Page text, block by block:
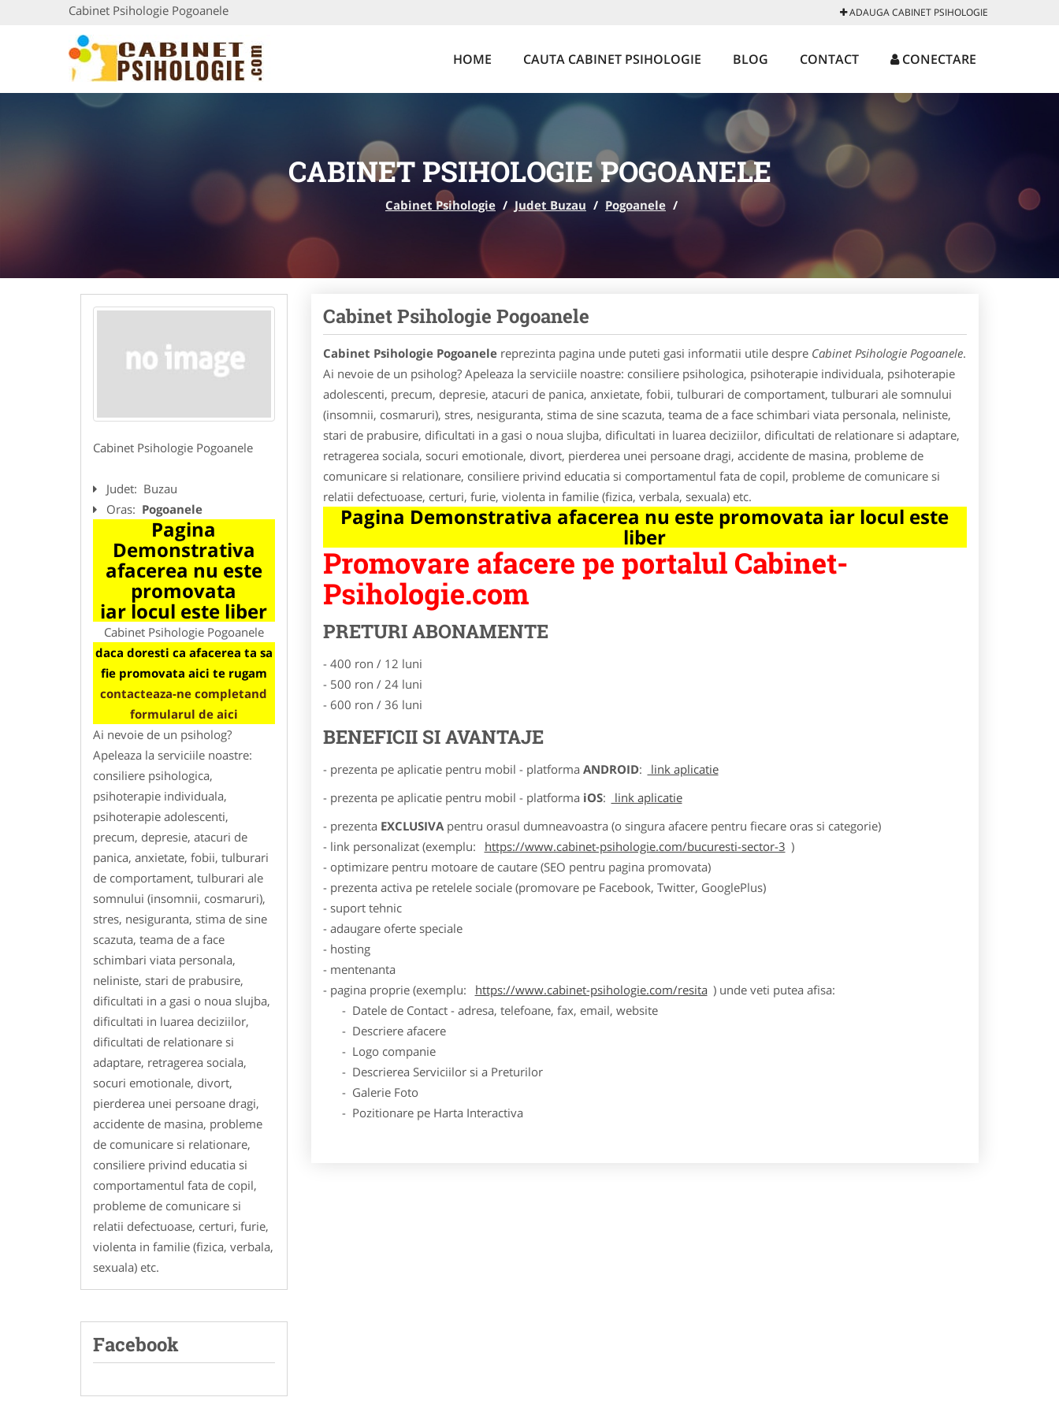
Cabinet Psihologie Pogoanele ADAUGA CABINET PSIHOLOGIE
HOME CAUTA CABINET PSIHOLOGIE BLOG CONTACT CONECTARE
CABINET PSIHOLOGIE POGOANELE
Cabinet Psihologie / Judet Buzau / Pogoanele /
Cabinet Psihologie Pogoanele
Judet: Buzau
Oras: Pogoanele
Pagina
Demonstrativa
afacerea nu este
promovata
iar locul este liber
Cabinet Psihologie Pogoanele
daca doresti ca afacerea ta sa
fie promovata aici te rugam
contacteaza-ne completand
formularul de aici
Ai nevoie de un psiholog?
Apeleaza la serviciile noastre:
consiliere psihologica,
psihoterapie individuala,
psihoterapie adolescenti,
precum, depresie, atacuri de
panica, anxietate, fobii, tulburari
de comportament, tulburari ale
somnului (insomnii, cosmaruri),
stres, nesiguranta, stima de sine
scazuta, teama de a face
schimbari viata personala,
neliniste, stari de prabusire,
dificultati in a gasi o noua slujba,
dificultati in luarea deciziilor,
dificultati de relationare si
adaptare, retragerea sociala,
socuri emotionale, divort,
pierderea unei persoane dragi,
accidente de masina, probleme
de comunicare si relationare,
consiliere privind educatia si
comportamentul fata de copil,
probleme de comunicare si
relatii defectuoase, certuri, furie,
violenta in familie (fizica, verbala,
sexuala) etc.
Facebook
Cabinet Psihologie Pogoanele
Cabinet Psihologie Pogoanelereprezinta pagina unde puteti gasi informatii utile despre Cabinet Psihologie Pogoanele.
Ai nevoie de un psiholog? Apeleaza la serviciile noastre: consiliere psihologica, psihoterapie individuala, psihoterapie
adolescenti, precum, depresie, atacuri de panica, anxietate, fobii, tulburari de comportament, tulburari ale somnului
(insomnii, cosmaruri), stres, nesiguranta, stima de sine scazuta, teama de a face schimbari viata personala, neliniste,
stari de prabusire, dificultati in a gasi o noua slujba, dificultati in luarea deciziilor, dificultati de relationare si adaptare,
retragerea sociala, socuri emotionale, divort, pierderea unei persoane dragi, accidente de masina, probleme de
comunicare si relationare, consiliere privind educatia si comportamentul fata de copil, probleme de comunicare si
relatii defectuoase, certuri, furie, violenta in familie (fizica, verbala, sexuala) etc.
Pagina Demonstrativa afacerea nu este promovata iar locul este
liber
Promovare afacere pe portalul Cabinet-
Psihologie.com
PRETURI ABONAMENTE
- 400 ron / 12 luni
- 500 ron / 24 luni
- 600 ron / 36 luni
BENEFICII SI AVANTAJE
- prezenta pe aplicatie pentru mobil - platforma ANDROID:
link aplicatie
- prezenta pe aplicatie pentru mobil - platforma iOS:
link aplicatie
- prezenta EXCLUSIVApentru orasul dumneavoastra (o singura afacere pentru fiecare oras si categorie)
- link personalizat (exemplu:
https://www.cabinet-psihologie.com/bucuresti-sector-3 )
- optimizare pentru motoare de cautare (SEO pentru pagina promovata)
- prezenta activa pe retelele sociale (promovare pe Facebook, Twitter, GooglePlus)
- suport tehnic
- adaugare oferte speciale
- hosting
- mentenanta
- pagina proprie (exemplu:
https://www.cabinet-psihologie.com/resita ) unde veti putea afisa:
- Datele de Contact - adresa, telefoane, fax, email, website
- Descriere afacere
- Logo companie
- Descrierea Serviciilor si a Preturilor
- Galerie Foto
- Pozitionare pe Harta Interactiva